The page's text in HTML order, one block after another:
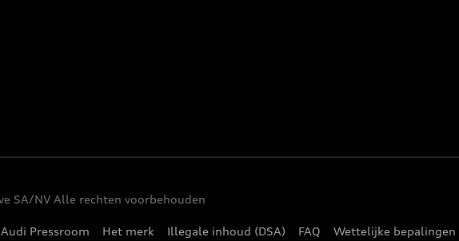
SA/NV Alle rechten voorbehouden
Audi Pressroom Het merk Illegale inhoud (DSA) FAQ Wettelijke bepalingen